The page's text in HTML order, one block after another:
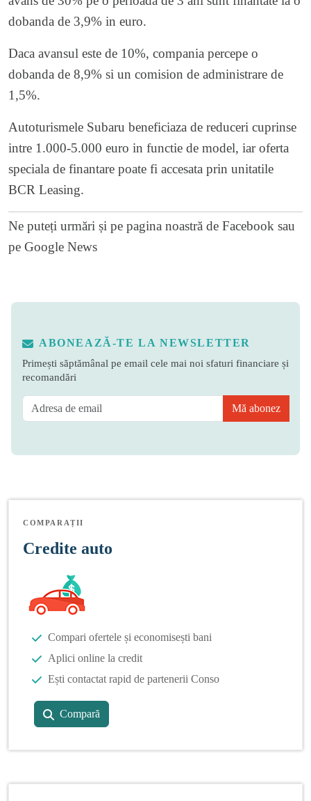
dobanda de 3,9% in euro.
Daca avansul este de 10%, compania percepe o
dobanda de 8,9% si un comision de administrare de
1,5%.
Autoturismele Subaru beneficiaza de reduceri cuprinse
intre 1.000-5.000 euro in functie de model, iar oferta
speciala de finantare poate fi accesata prin unitatile
BCR Leasing.
Ne puteți urmări și pe pagina noastră de Facebook sau
pe Google News
ABONEAZĂ-TE LA NEWSLETTER
Primești săptămânal pe email cele mai noi sfaturi financiare și
recomandări
Mă abonez
COMPARAȚII
Credite auto
Compari ofertele și economisești bani
Aplici online la credit
Ești contactat rapid de partenerii Conso
Compară